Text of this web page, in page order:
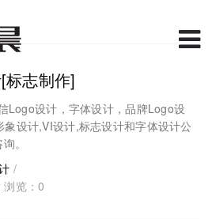
标志制作]
Logo设计，字体设计，品牌Logo设
设计,VI设计,标志设计和字体设计公
。
/
浏览：0